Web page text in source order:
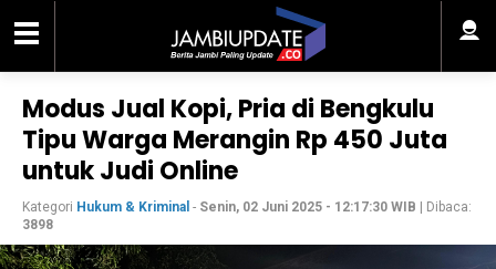
Modus Jual Kopi, Pria di Bengkulu
Tipu Warga Merangin Rp 450 Juta
untuk Judi Online
Kategori Hukum & Kriminal - Senin, 02 Juni 2025 - 12:17:30 WIB | Dibaca:
3898